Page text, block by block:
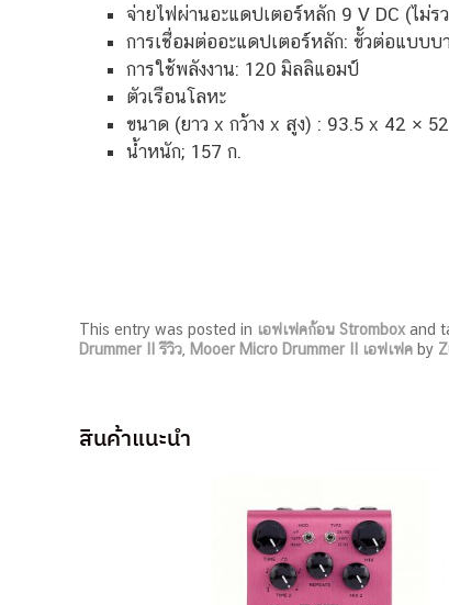
จ่ายไฟผ่านอะแดปเตอร์หลัก 9 V DC (ไม่ร
การเชื่อมต่ออะแดปเตอร์หลัก: ขั้วต่อแบบบ
การใช้พลังงาน: 120 มิลลิแอมป์
ตัวเรือนโลหะ
ขนาด (ยาว x กว้าง x สูง) : 93.5 x 42 ×
น้ำหนัก; 157 ก.
This entry was posted in เอฟเฟคก้อน Strombox and
Drummer II รีวิว Mooer Micro Drummer II เอฟเฟค by
สินค้าแนะนำ